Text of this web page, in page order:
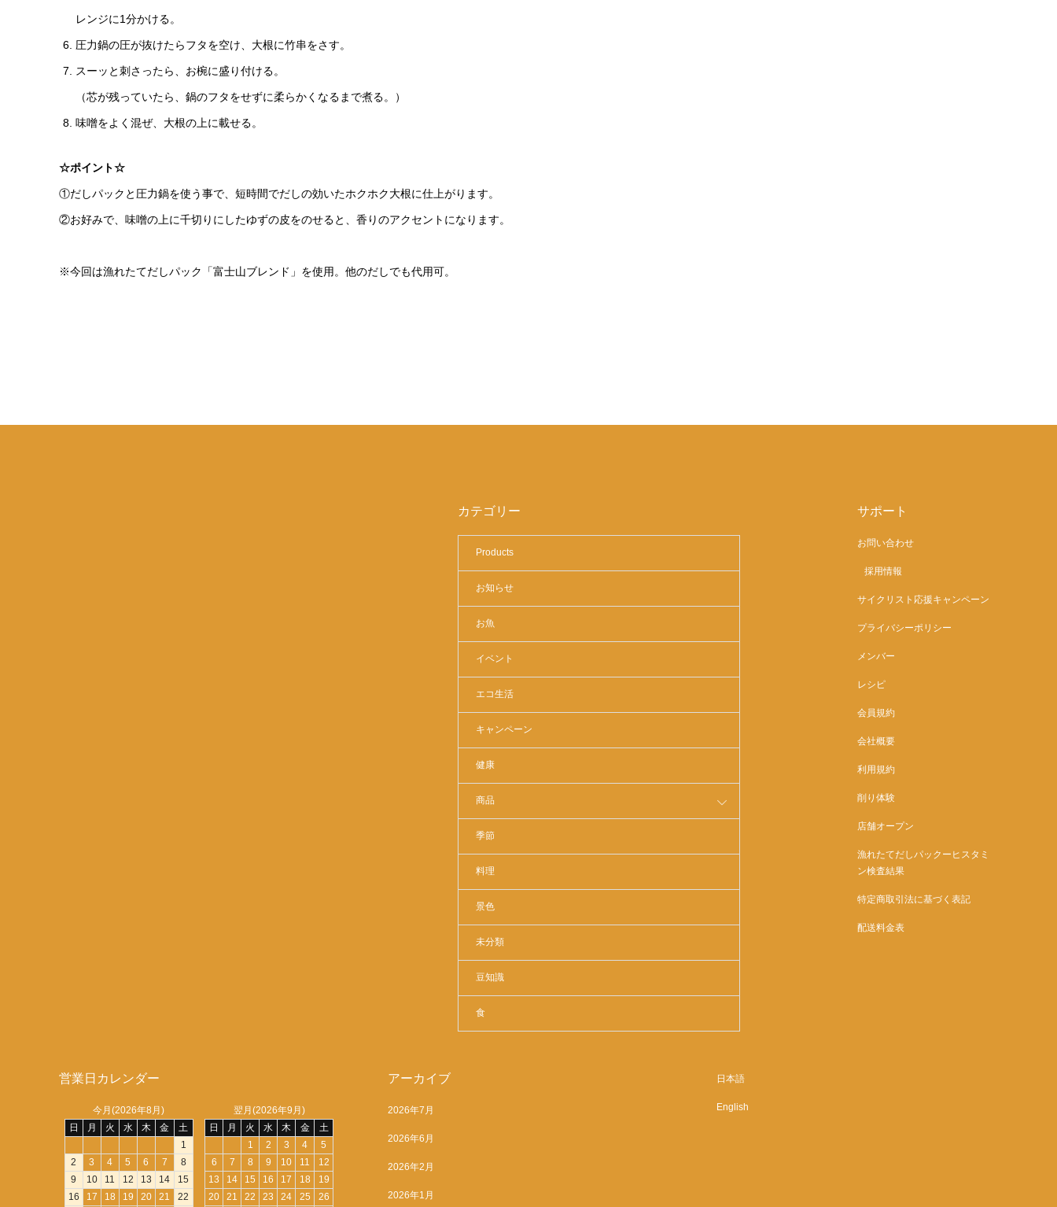
レンジに1分かける。
圧力鍋の圧が抜けたらフタを空け、大根に竹串をさす。
スーッと刺さったら、お椀に盛り付ける。
（芯が残っていたら、鍋のフタをせずに柔らかくなるまで煮る。）
味噌をよく混ぜ、大根の上に載せる。
☆ポイント☆
①だしパックと圧力鍋を使う事で、短時間でだしの効いたホクホク大根に仕上がります。
②お好みで、味噌の上に千切りにしたゆずの皮をのせると、香りのアクセントになります。
※今回は漁れたてだしパック「富士山ブレンド」を使用。他のだしでも代用可。
カテゴリー
Products
お知らせ
お魚
イベント
エコ生活
キャンペーン
健康
商品
季節
料理
景色
未分類
豆知識
食
サポート
お問い合わせ
採用情報
サイクリスト応援キャンペーン
プライバシーポリシー
メンバー
レシピ
会員規約
会社概要
利用規約
削り体験
店舗オープン
漁れたてだしパックーヒスタミ
ン検査結果
特定商取引法に基づく表記
配送料金表
営業日カレンダー
今月(2026年8月)
日
月 火 水 木 金
土
1
2
3 4 5 6 7
8
9
10 11 12 13 14
15
16
17 18 19 20 21
22
翌月(2026年9月)
日
月 火 水 木 金
土
1
2 3 4
5
6
7 8 9 10 11
12
13
14 15 16 17 18
19
20
21 22 23 24 25
26
アーカイブ
2026年7月
2026年6月
2026年2月
2026年1月
日本語
English